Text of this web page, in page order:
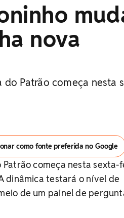
nova
Patrão começa nesta
como fonte preferida no Google
começa nesta sexta-
dinâmica testará o nível de
de um painel de